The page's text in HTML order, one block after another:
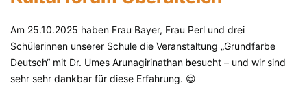
Am 25.10.2025 haben Frau Bayer, Frau Perl und drei
Schülerinnen unserer Schule die Veranstaltung „Grundfarbe
Deutsch“ mit Dr. Umes Arunagirinathan besucht – und wir sind
sehr sehr dankbar für diese Erfahrung. 😌